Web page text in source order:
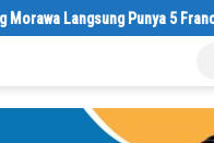
Punya 5 Franchise Baru!